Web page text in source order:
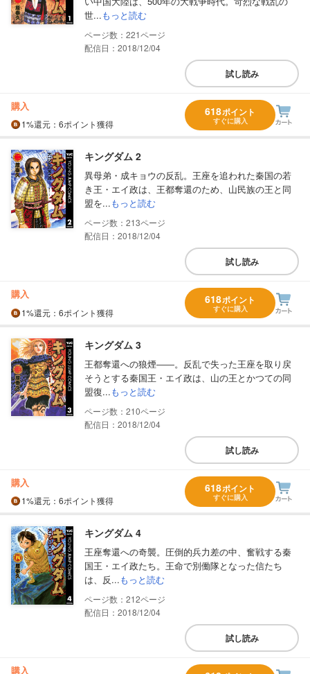
世...もっと読む
221
配信日：2018/12/04
試し読み
購入
1%還元 ：6ポイント獲得
618ポイント
すぐに購入
キングダム 2
異母弟・成キョウの反乱。王座を追われた秦国の若
き王・エイ政は、王都奪還のため、山民族の王と同
盟を...もっと読む
213
配信日：2018/12/04
試し読み
購入
1%還元 ：6ポイント獲得
618ポイント
すぐに購入
キングダム 3
王都奪還への狼煙――。反乱で失った王座を取り戻
そうとする秦国王・エイ政は、山の王とかつての同
盟復...もっと読む
210
配信日：2018/12/04
試し読み
購入
1%還元 ：6ポイント獲得
618ポイント
すぐに購入
キングダム 4
王座奪還への奇襲。圧倒的兵力差の中、奮戦する秦
国王・エイ政たち。王命で別働隊となった信たち
は、反...もっと読む
212
配信日：2018/12/04
試し読み
購入